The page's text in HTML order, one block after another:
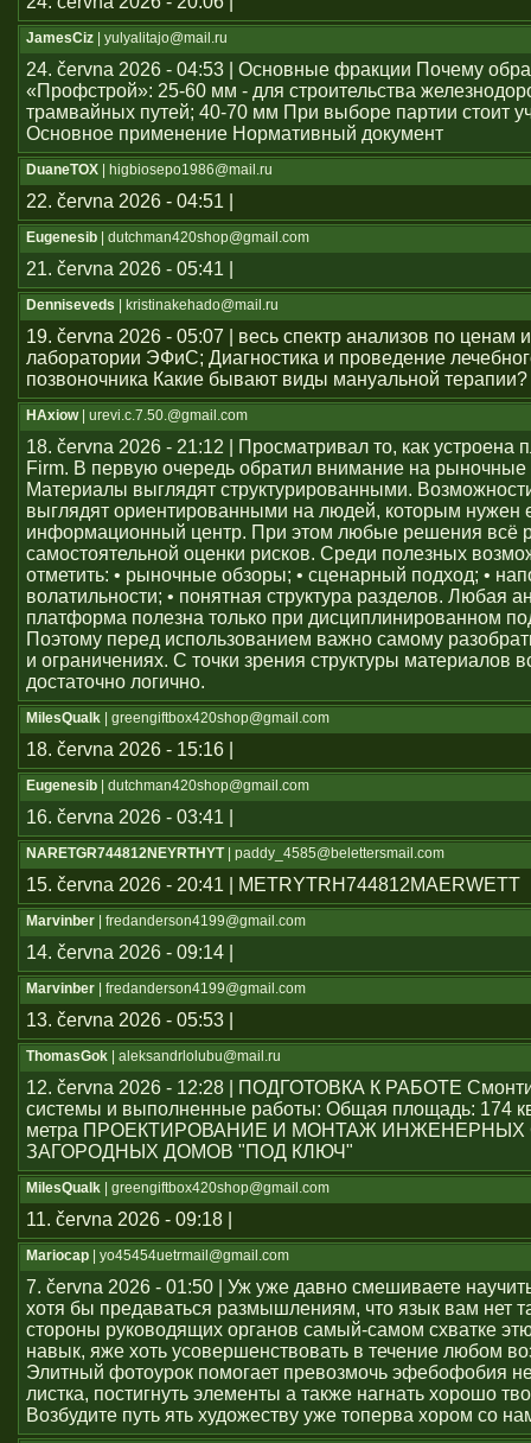
JamesCiz | yulyalitajo@mail.ru
24. června 2026 - 04:53 | Основные фракции Почему
«Профстрой»: 25-60 мм - для строительства
трамвайных путей; 40-70 мм При выборе партии стоит
Основное применение Нормативный документ
DuaneTOX | higbiosepo1986@mail.ru
22. června 2026 - 04:51 |
Eugenesib | dutchman420shop@gmail.com
21. června 2026 - 05:41 |
Denniseveds | kristinakehado@mail.ru
19. června 2026 - 05:07 | весь спектр анализов по ценам
лаборатории ЭФиС; Диагностика и проведение
позвоночника Какие бывают виды мануальной терапии?
HAxiow| urevi.c.7.50.@gmail.com
18. června 2026 - 21:12 | Просматривал то, как устроена
Firm. В первую очередь обратил внимание на рыночные
Материалы выглядят структурированными.
выглядят ориентированными на людей, которым нужен
информационный центр. При этом любые решения всё
самостоятельной оценки рисков. Среди полезных
отметить: • рыночные обзоры; • сценарный подход; •
волатильности; • понятная структура разделов. Любая
платформа полезна только при дисциплинированном
Поэтому перед использованием важно самому
и ограничениях. С точки зрения структуры материалов
достаточно логично.
MilesQualk | greengiftbox420shop@gmail.com
18. června 2026 - 15:16 |
Eugenesib | dutchman420shop@gmail.com
16. června 2026 - 03:41 |
NARETGR744812NEYRTHYT| paddy_4585@belettersmail.com
15. června 2026 - 20:41 | METRYTRH744812MAERWETT
Marvinber | fredanderson4199@gmail.com
14. června 2026 - 09:14 |
Marvinber | fredanderson4199@gmail.com
13. června 2026 - 05:53 |
ThomasGok | aleksandrlolubu@mail.ru
12. června 2026 - 12:28 | ПОДГОТОВКА К РАБОТЕ
системы и выполненные работы: Общая площадь: 174
метра ПРОЕКТИРОВАНИЕ И МОНТАЖ
ЗАГОРОДНЫХ ДОМОВ "ПОД КЛЮЧ"
MilesQualk | greengiftbox420shop@gmail.com
11. června 2026 - 09:18 |
Mariocap | yo45454uеtrmail@gmail.com
7. června 2026 - 01:50 | Уж уже давно смешиваете
хотя бы предаваться размышлениям, что язык вам нет
стороны руководящих органов самый-самом схватке
навык, яже хоть усовершенствовать в течение любом
Элитный фотоурок помогает превозмочь эфебофобия
листка, постигнуть элементы а также нагнать хорошо
Возбудите путь ять художеству уже топерва хором со